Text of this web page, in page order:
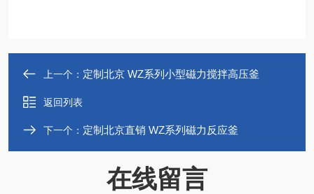
上一个： 定制北京 WZ系列小型磁力搅拌高压釜
返回列表
下一个： 定制北京直销 WZ系列磁力反应釜
在线留言